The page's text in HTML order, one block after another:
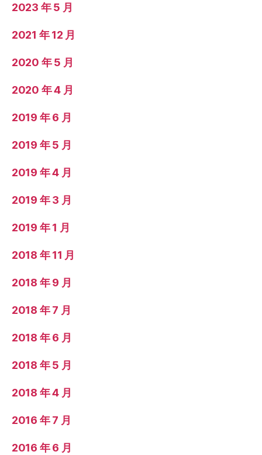
2023 年 5 月
2021 年 12 月
2020 年 5 月
2020 年 4 月
2019 年 6 月
2019 年 5 月
2019 年 4 月
2019 年 3 月
2019 年 1 月
2018 年 11 月
2018 年 9 月
2018 年 7 月
2018 年 6 月
2018 年 5 月
2018 年 4 月
2016 年 7 月
2016 年 6 月